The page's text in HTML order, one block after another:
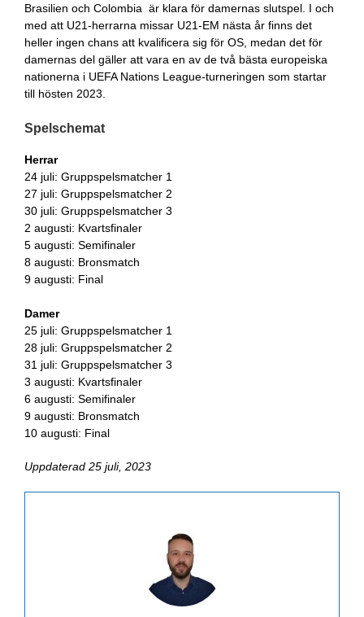
Brasilien och Colombia är klara för damernas slutspel. I och
med att U21-herrarna missar U21-EM nästa år finns det
heller ingen chans att kvalificera sig för OS, medan det för
damernas del gäller att vara en av de två bästa europeiska
nationerna i UEFA Nations League-turneringen som startar
till hösten 2023.
Spelschemat
Herrar
24 juli: Gruppspelsmatcher 1
27 juli: Gruppspelsmatcher 2
30 juli: Gruppspelsmatcher 3
2 augusti: Kvartsfinaler
5 augusti: Semifinaler
8 augusti: Bronsmatch
9 augusti: Final
Damer
25 juli: Gruppspelsmatcher 1
28 juli: Gruppspelsmatcher 2
31 juli: Gruppspelsmatcher 3
3 augusti: Kvartsfinaler
6 augusti: Semifinaler
9 augusti: Bronsmatch
10 augusti: Final
Uppdaterad 25 juli, 2023